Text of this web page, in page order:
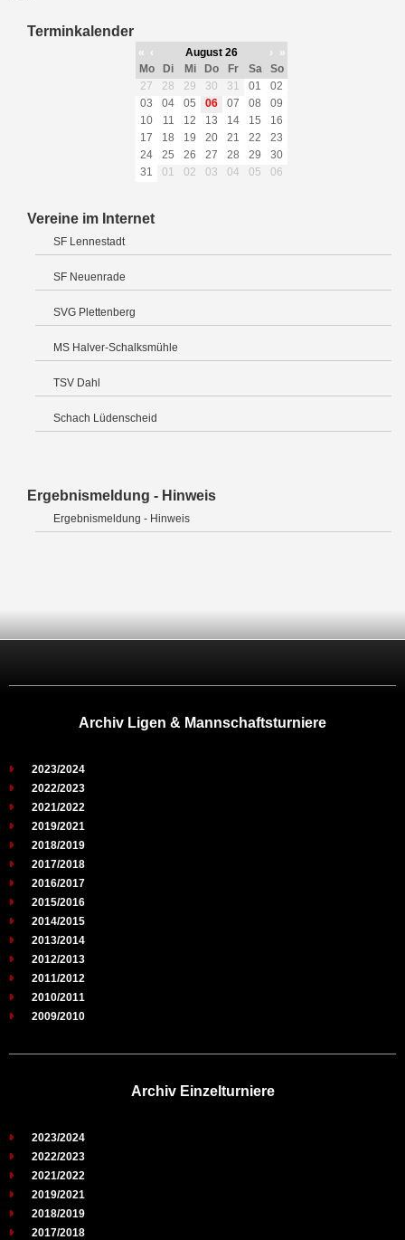
Terminkalender
« ‹ August 26 ›
»
Mo
Di Mi Do Fr Sa
So
27
28 29 30 31 01
02
03
04 05 06 07 08
09
10
11 12 13 14 15
16
17
18 19 20 21 22
23
24
25 26 27 28 29
30
31
01 02 03 04 05 06
Vereine im Internet
SF Lennestadt
SF Neuenrade
SVG Plettenberg
MS Halver-Schalksmühle
TSV Dahl
Schach Lüdenscheid
Ergebnismeldung - Hinweis
Ergebnismeldung - Hinweis
Archiv Ligen & Mannschaftsturniere
2023/2024
2022/2023
2021/2022
2019/2021
2018/2019
2017/2018
2016/2017
2015/2016
2014/2015
2013/2014
2012/2013
2011/2012
2010/2011
2009/2010
Archiv Einzelturniere
2023/2024
2022/2023
2021/2022
2019/2021
2018/2019
2017/2018